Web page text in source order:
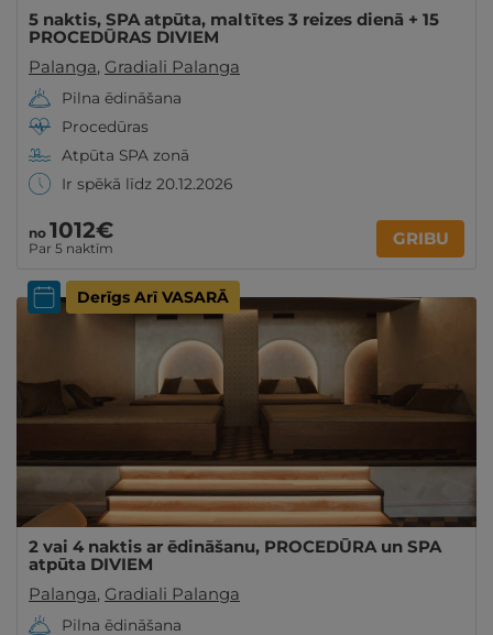
5 naktis, SPA atpūta, maltītes 3 reizes dienā + 15
PROCEDŪRAS DIVIEM
Palanga, Gradiali Palanga
Pilna ēdināšana
Procedūras
Atpūta SPA zonā
Ir spēkā līdz 20.12.2026
no 1012€
Par 5 naktīm GRIBU
Derīgs Arī VASARĀ
2 vai 4 naktis ar ēdināšanu, PROCEDŪRA un SPA
atpūta DIVIEM
Palanga, Gradiali Palanga
Pilna ēdināšana